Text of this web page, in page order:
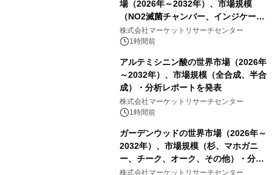
場（2026年～2032年）、市場規模
（NO2滅菌チャンバー、インジケータ
ーおよびモニタリングシステム、その
他）・分析レポートを発表
株式会社マーケットリサーチセンター
1時間前
アルテミシニン酸の世界市場（2026年
～2032年）、市場規模（全合成、半合
成）・分析レポートを発表
株式会社マーケットリサーチセンター
1時間前
ガーデンウッドの世界市場（2026年～
2032年）、市場規模（杉、マホガニ
ー、チーク、オーク、その他）・分析
レポートを発表
株式会社マーケットリサーチセンター